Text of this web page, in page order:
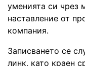
уменията си чрез
наставление от
компания.
Записването се
линк, като краен